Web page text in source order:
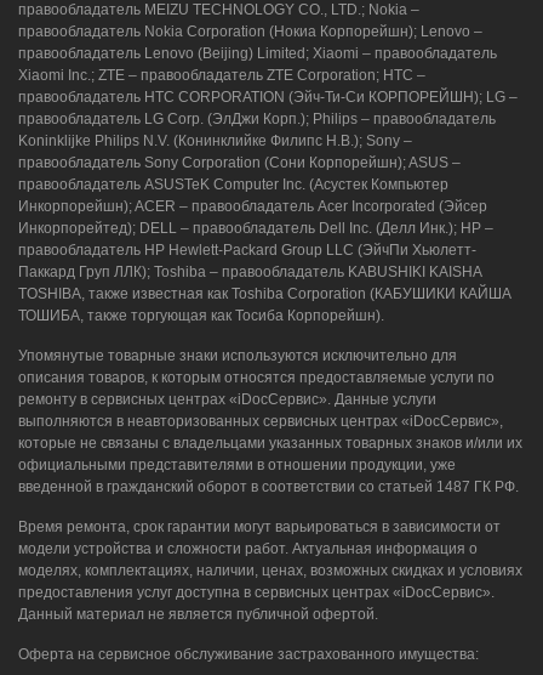
правообладатель MEIZU TECHNOLOGY CO., LTD.; Nokia –
правообладатель Nokia Corporation (Нокиа Корпорейшн); Lenovo –
правообладатель Lenovo (Beijing) Limited; Xiaomi – правообладатель
Xiaomi Inc.; ZTE – правообладатель ZTE Corporation; HTC –
правообладатель HTC CORPORATION (Эйч-Ти-Си КОРПОРЕЙШН); LG –
правообладатель LG Corp. (ЭлДжи Корп.); Philips – правообладатель
Koninklijke Philips N.V. (Конинклийке Филипс Н.В.); Sony –
правообладатель Sony Corporation (Сони Корпорейшн); ASUS –
правообладатель ASUSTeK Computer Inc. (Асустек Компьютер
Инкорпорейшн); ACER – правообладатель Acer Incorporated (Эйсер
Инкорпорейтед); DELL – правообладатель Dell Inc. (Делл Инк.); HP –
правообладатель HP Hewlett-Packard Group LLC (ЭйчПи Хьюлетт-
Паккард Груп ЛЛК); Toshiba – правообладатель KABUSHIKI KAISHA
TOSHIBA, также известная как Toshiba Corporation (КАБУШИКИ КАЙША
ТОШИБА, также торгующая как Тосиба Корпорейшн).
Упомянутые товарные знаки используются исключительно для
описания товаров, к которым относятся предоставляемые услуги по
ремонту в сервисных центрах «iDocСервис». Данные услуги
выполняются в неавторизованных сервисных центрах «iDocСервис»,
которые не связаны с владельцами указанных товарных знаков и/или их
официальными представителями в отношении продукции, уже
введенной в гражданский оборот в соответствии со статьей 1487 ГК РФ.
Время ремонта, срок гарантии могут варьироваться в зависимости от
модели устройства и сложности работ. Актуальная информация о
моделях, комплектациях, наличии, ценах, возможных скидках и условиях
предоставления услуг доступна в сервисных центрах «iDocСервис».
Данный материал не является публичной офертой.
Оферта на сервисное обслуживание застрахованного имущества: